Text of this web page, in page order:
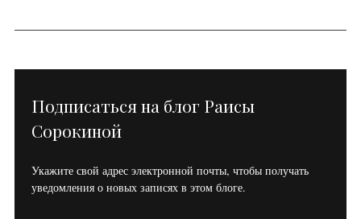
Подписаться на блог Раисы
Сорокиной
Укажите свой адрес электронной почты, чтобы получать
уведомления о новых записях в этом блоге.